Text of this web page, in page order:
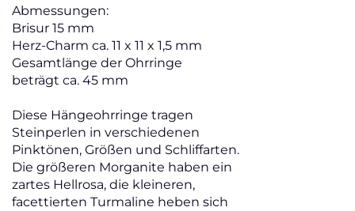
Abmessungen:
Brisur 15 mm
Herz-Charm ca. 11 x 11 x 1,5 mm
Gesamtlänge der Ohrringe
beträgt ca. 45 mm
Diese Hängeohrringe tragen
Steinperlen in verschiedenen
Pinktönen, Größen und Schliffarten.
Die größeren Morganite haben ein
zartes Hellrosa, die kleineren,
facettierten Turmaline heben sich